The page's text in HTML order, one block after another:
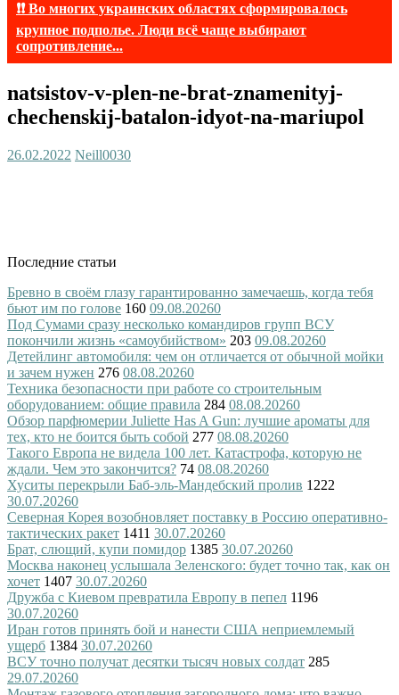
❗❗ Во многих украинских областях сформировалось
крупное подполье. Люди всё чаще выбирают
сопротивление...
natsistov-v-plen-ne-brat-znamenityj-
chechenskij-batalon-idyot-na-mariupol
26.02.2022 Neill0030
Последние статьи
Бревно в своём глазу гарантированно замечаешь, когда тебя
бьют им по голове 160 09.08.20260
Под Сумами сразу несколько командиров групп ВСУ
покончили жизнь «самоубийством» 203 09.08.20260
Детейлинг автомобиля: чем он отличается от обычной мойки
и зачем нужен 276 08.08.20260
Техника безопасности при работе со строительным
оборудованием: общие правила 284 08.08.20260
Обзор парфюмерии Juliette Has A Gun: лучшие ароматы для
тех, кто не боится быть собой 277 08.08.20260
Такого Европа не видела 100 лет. Катастрофа, которую не
ждали. Чем это закончится? 74 08.08.20260
Хуситы перекрыли Баб-эль-Мандебский пролив 1222
30.07.20260
Северная Корея возобновляет поставку в Россию оперативно-
тактических ракет 1411 30.07.20260
Брат, слющий, купи помидор 1385 30.07.20260
Москва наконец услышала Зеленского: будет точно так, как он
хочет 1407 30.07.20260
Дружба с Киевом превратила Европу в пепел 1196
30.07.20260
Иран готов принять бой и нанести США неприемлемый
ущерб 1384 30.07.20260
ВСУ точно получат десятки тысяч новых солдат 285
29.07.20260